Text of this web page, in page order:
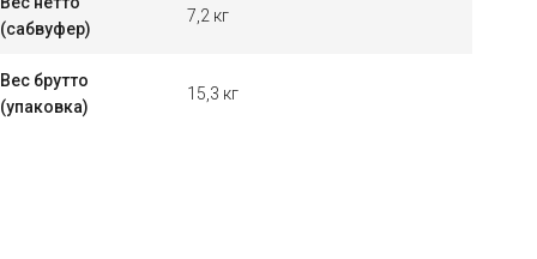
(сабвуфер)
7,2 кг
Вес брутто
(упаковка)
15,3 кг